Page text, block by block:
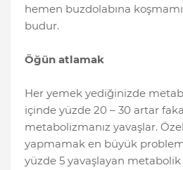
hemen buzdolabına
budur.
Öğün atlamak
Her yemek yediğinizde
içinde yüzde 20 – 30 artar
metabolizmanız yavaşlar.
yapmamak en büyük
yüzde 5 yavaşlayan metabolik